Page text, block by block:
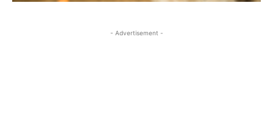
- Advertisement -